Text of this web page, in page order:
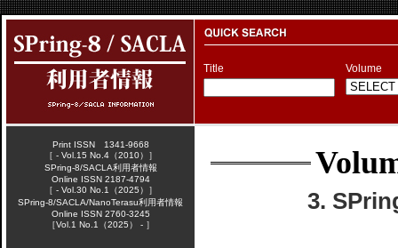
Title Volume
3.
Print ISSN 1341-9668
［ - Vol.15 No.4（2010）］
SPring-8/SACLA利用者情報
Online ISSN 2187-4794
［ - Vol.30 No.1（2025）］
SPring-8/SACLA/NanoTerasu利用者情報
Online ISSN 2760-3245
［Vol.1 No.1（2025） - ］